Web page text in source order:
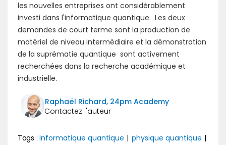
les nouvelles entreprises ont considérablement
investi dans l'informatique quantique. Les deux
demandes de court terme sont la production de
matériel de niveau intermédiaire et la démonstration
de la suprématie quantique sont activement
recherchées dans la recherche académique et
industrielle.
Raphaël Richard, 24pm Academy
Tags : Informatique quantique | physique quantique |